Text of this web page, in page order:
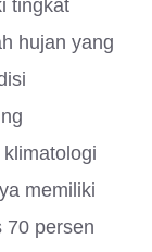
tingkat
hujan yang
memiliki
70 persen